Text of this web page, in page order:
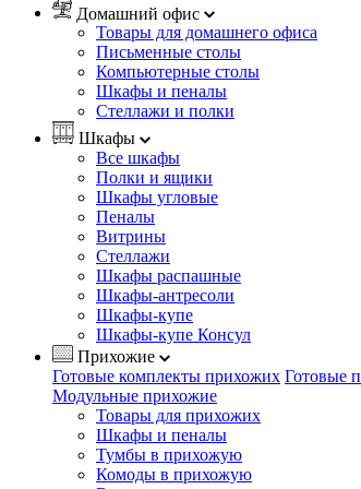
Домашний офис
Товары для домашнего офиса
Письменные столы
Компьютерные столы
Шкафы и пеналы
Стеллажи и полки
Шкафы
Все шкафы
Полки и ящики
Шкафы угловые
Пеналы
Витрины
Стеллажи
Шкафы распашные
Шкафы-антресоли
Шкафы-купе
Шкафы-купе Консул
Прихожие
Готовые комплекты прихожих Готовые
Модульные прихожие
Товары для прихожих
Шкафы и пеналы
Тумбы в прихожую
Комоды в прихожую